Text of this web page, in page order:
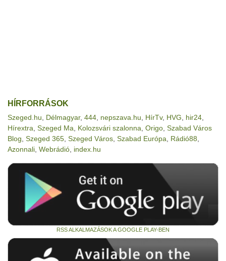
HÍRFORRÁSOK
Szeged.hu Délmagyar, 444 nepszava.hu HírTv, HVG hir24
Hírextra Szeged Ma Kolozsvári szalonna Origo Szabad Város
Blog Szeged 365 Szeged Város Szabad Európa Rádió88
Azonnali Webrádió index.hu
RSS ALKALMAZÁSOK A GOOGLE PLAY-BEN